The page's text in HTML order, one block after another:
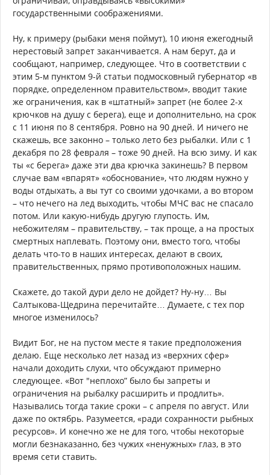
государственными соображениями.
Ну, к примеру (рыбаки меня поймут), 10 июня ежегодный
нерестовый запрет заканчивается. А нам берут, да и
сообщают, например, следующее. Что в соответствии с
этим 5-м пунктом 9-й статьи подмосковный губернатор «в
порядке, определенном правительством», вводит такие
же ограничения, как в «штатный» запрет (не более 2-х
крючков на душу с берега), еще и дополнительно, на срок
с 11 июня по 8 сентября. Ровно на 90 дней. И ничего не
скажешь, все законно – только лето без рыбалки. Или с 1
декабря по 28 февраля – тоже 90 дней. На всю зиму. И как
ты «с берега» даже эти два крючка закинешь? В первом
случае вам «впарят» «обоснование», что людям нужно у
воды отдыхать, а вы тут со своими удочками, а во втором
– что нечего на лед выходить, чтобы МЧС вас не спасало
потом. Или какую-нибудь другую глупость. Им,
небожителям – правительству, – так проще, а на простых
смертных наплевать. Поэтому они, вместо того, чтобы
делать что-то в наших интересах, делают в своих,
правительственных, прямо противоположных нашим.
Скажете, до такой дури дело не дойдет? Ну-ну… Вы
Салтыкова-Щедрина перечитайте… Думаете, с тех пор
многое изменилось?
Видит Бог, не на пустом месте я такие предположения
делаю. Еще несколько лет назад из «верхних сфер»
начали доходить слухи, что обсуждают примерно
следующее. «Вот "неплохо” было бы запреты и
ограничения на рыбалку расширить и продлить».
Назывались тогда такие сроки – с апреля по август. Или
даже по октябрь. Разумеется, «ради сохранности рыбных
ресурсов». И конечно же не для того, чтобы некоторые
могли безнаказанно, без чужих «ненужных» глаз, в это
время сети ставить.